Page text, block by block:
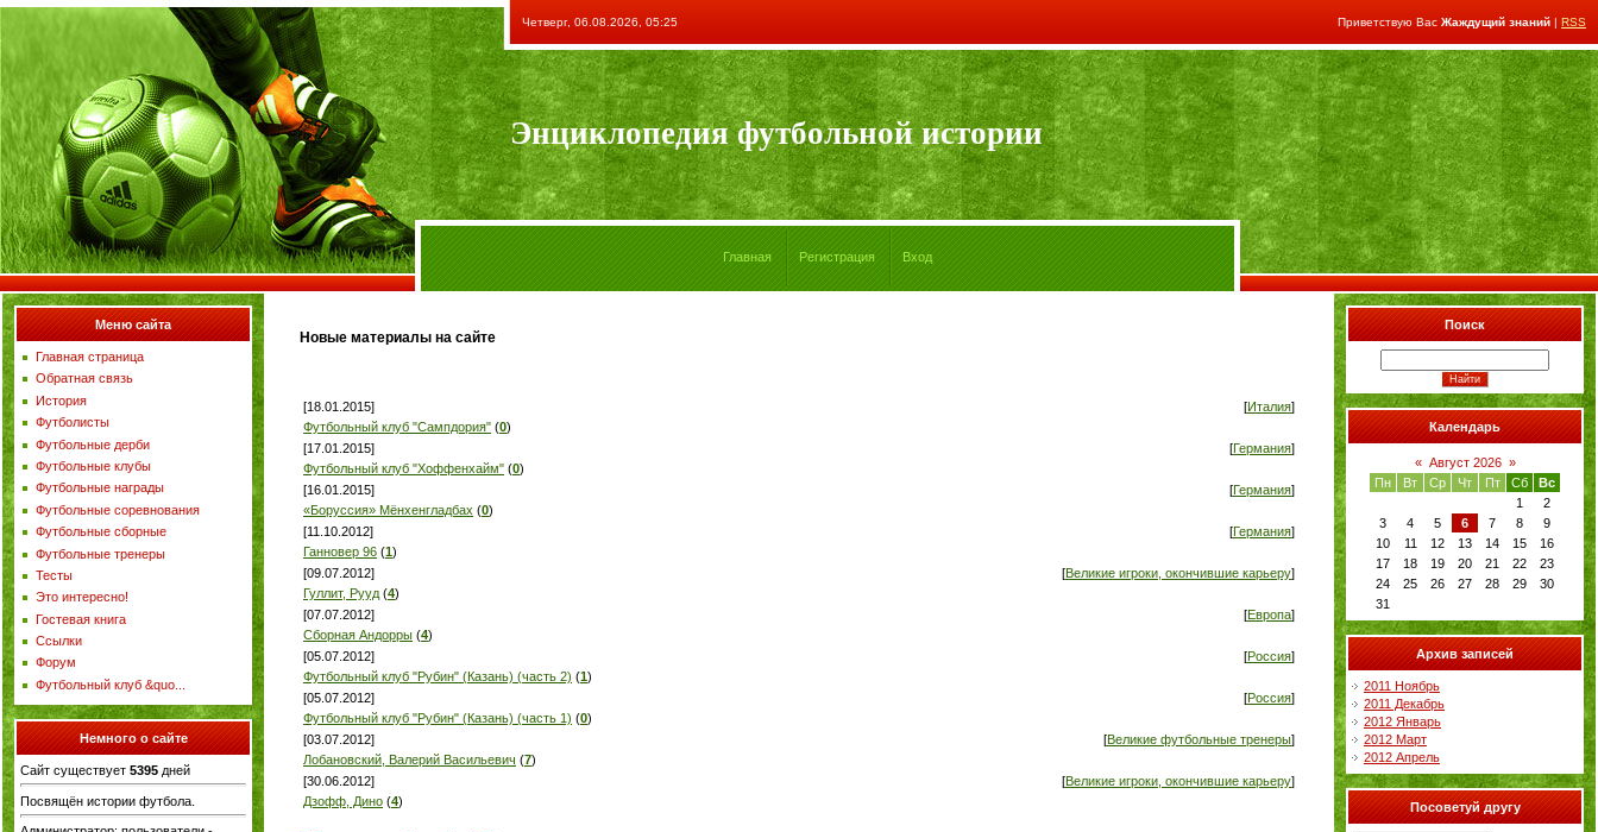
Четверг, 06.08.2026, 05:25 Приветствую Вас Жаждущий знаний | RSS
Энциклопедия футбольной истории
Главная Регистрация Вход
Меню сайта
Главная страница
Обратная связь
История
Футболисты
Футбольные дерби
Футбольные клубы
Футбольные награды
Футбольные соревнования
Футбольные сборные
Футбольные тренеры
Тесты
Это интересно!
Гостевая книга
Ссылки
Форум
Футбольный клуб &quo...
Немного о сайте
Сайт существует 5395 дней
Посвящён истории футбола.
Новые материалы на сайте
[18.01.2015] [Италия]
Футбольный клуб "Сампдория" (0)
[17.01.2015]
[Германия]
Футбольный клуб "Хоффенхайм" (0)
[16.01.2015]
[Германия]
«Боруссия» Мёнхенгладбах (0)
[11.10.2012]
[Германия]
Ганновер 96 (1)
[09.07.2012]
[Великие игроки, окончившие карьеру]
Гуллит, Рууд (4)
[07.07.2012]
[Европа]
Сборная Андорры (4)
[05.07.2012]
[Россия]
Футбольный клуб "Рубин" (Казань) (часть 2) (1)
[05.07.2012]
[Россия]
Футбольный клуб "Рубин" (Казань) (часть 1) (0)
[03.07.2012]
[Великие футбольные тренеры]
Лобановский, Валерий Васильевич (7)
[30.06.2012]
[Великие игроки, окончившие карьеру]
Дзофф, Дино (4)
Поиск
Календарь
« Август 2026 »
Пн
Вт Ср Чт Пт Сб
Вс
1
2
3
4 5 6 7 8
9
10
11 12 13 14 15
16
17
18 19 20 21 22
23
24
25 26 27 28 29
30
31
Архив записей
2011 Ноябрь
2011 Декабрь
2012 Январь
2012 Март
2012 Апрель
Посоветуй другу